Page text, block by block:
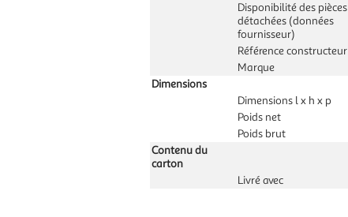
Disponibilité des pièces
détachées (données
fournisseur)
Référence constructeur
Marque
Dimensions
Dimensions l x h x p
Poids net
Poids brut
Contenu du
carton
Livré avec